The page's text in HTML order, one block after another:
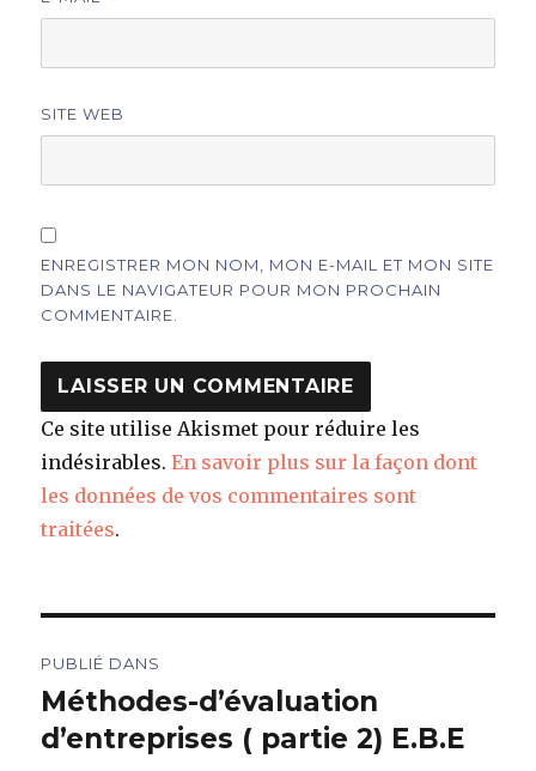
SITE WEB
ENREGISTRER MON NOM, MON E-MAIL ET MON SITE
DANS LE NAVIGATEUR POUR MON PROCHAIN
COMMENTAIRE.
Ce site utilise Akismet pour réduire les
indésirables.En savoir plus sur la façon dont
les données de vos commentaires sont
traitées.
de
l’article
PUBLIÉ DANS
Méthodes-d’évaluation
d’entreprises ( partie 2) E.B.E